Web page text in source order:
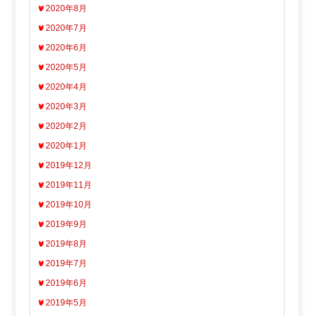
2020年8月
2020年7月
2020年6月
2020年5月
2020年4月
2020年3月
2020年2月
2020年1月
2019年12月
2019年11月
2019年10月
2019年9月
2019年8月
2019年7月
2019年6月
2019年5月